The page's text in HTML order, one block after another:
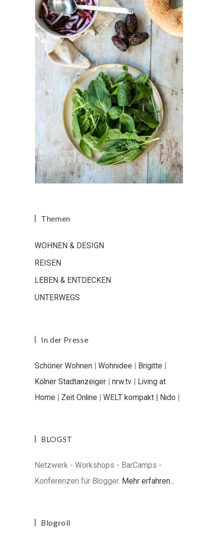
Themen
WOHNEN & DESIGN
REISEN
LEBEN & ENTDECKEN
UNTERWEGS
In der Presse
Schöner Wohnen | Wohnidee | Brigitte |
Kölner Stadtanzeiger | nrw.tv | Living at
Home | Zeit Online | WELT kompakt | Nido |
BLOGST
Netzwerk - Workshops - BarCamps -
Konferenzen für Blogger. Mehr erfahren...
Blogroll